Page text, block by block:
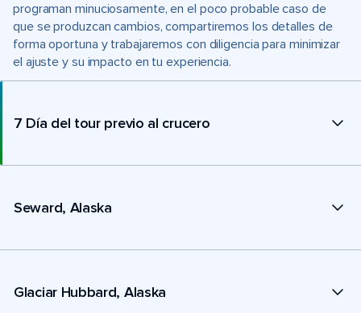
programan minuciosamente, en el poco probable caso de
que se produzcan cambios, compartiremos los detalles de
forma oportuna y trabajaremos con diligencia para minimizar
el ajuste y su impacto en tu experiencia.
7 Día del tour previo al crucero
Seward, Alaska
Glaciar Hubbard, Alaska